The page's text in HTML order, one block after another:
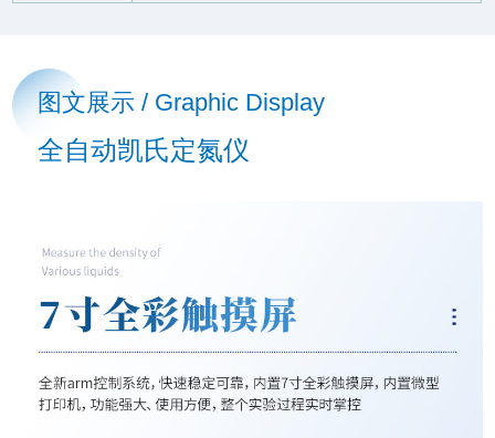
图文展示 / Graphic Display
全自动凯氏定氮仪